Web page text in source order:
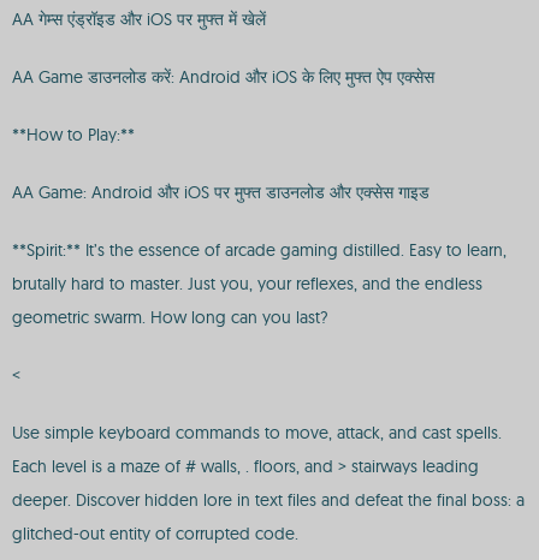
AA गेम्स एंड्रॉइड और iOS पर मुफ्त में खेलें
AA Game डाउनलोड करें: Android और iOS के लिए मुफ्त ऐप एक्सेस
**How to Play:**
AA Game: Android और iOS पर मुफ्त डाउनलोड और एक्सेस गाइड
**Spirit:** It’s the essence of arcade gaming distilled. Easy to learn,
brutally hard to master. Just you, your reflexes, and the endless
geometric swarm. How long can you last?
<
Use simple keyboard commands to move, attack, and cast spells.
Each level is a maze of # walls, . floors, and > stairways leading
deeper. Discover hidden lore in text files and defeat the final boss: a
glitched-out entity of corrupted code.